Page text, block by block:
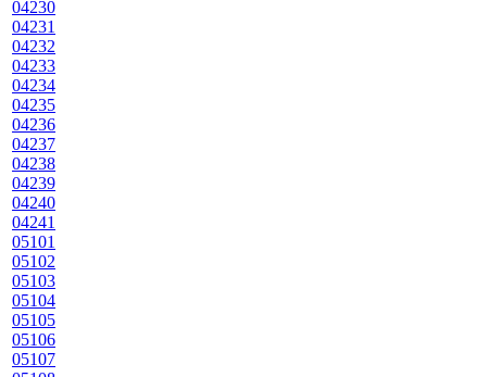
04230
04231
04232
04233
04234
04235
04236
04237
04238
04239
04240
04241
05101
05102
05103
05104
05105
05106
05107